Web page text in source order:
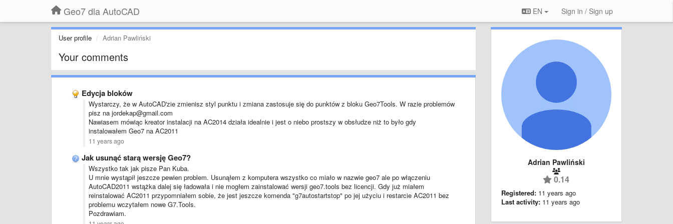
Geo7 dla AutoCAD EN Sign in / Sign up
User profile Adrian Pawliński
Your comments
Edycja bloków
Wystarczy, że w AutoCAD'zie zmienisz styl punktu i zmiana zastosuje się do punktów z bloku Geo7Tools. W razie problemów
pisz na jordekap@gmail.com
Nawiasem mówiąc kreator instalacji na AC2014 działa idealnie i jest o niebo prostszy w obsłudze niż to było gdy
instalowałem Geo7 na AC2011
11 years ago
Jak usunąć starą wersję Geo7?
Wszystko tak jak pisze Pan Kuba.
U mnie wystąpił jeszcze pewien problem. Usunąłem z komputera wszystko co miało w nazwie geo7 ale po włączeniu
AutoCAD2011 wstążka dalej się ładowała i nie mogłem zainstalować wersji geo7.tools bez licencji. Gdy już miałem
reinstalować AC2011 przypomniałem sobie, że jest jeszcze komenda "g7autostartstop" po jej użyciu i restarcie AC2011 bez
problemu wczytałem nowe G7.Tools.
Pozdrawiam.
Adrian Pawliński
0.14
Registered: 11 years ago
Last activity: 11 years ago